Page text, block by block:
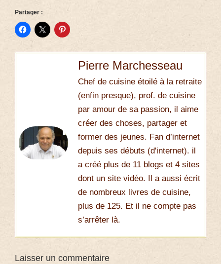
Partager :
Pierre Marchesseau
Chef de cuisine étoilé à la retraite
(enfin presque), prof. de cuisine
par amour de sa passion, il aime
créer des choses, partager et
former des jeunes. Fan d’internet
depuis ses débuts (d'internet). il
a créé plus de 11 blogs et 4 sites
dont un site vidéo. Il a aussi écrit
de nombreux livres de cuisine,
plus de 125. Et il ne compte pas
s’arrêter là.
Laisser un commentaire